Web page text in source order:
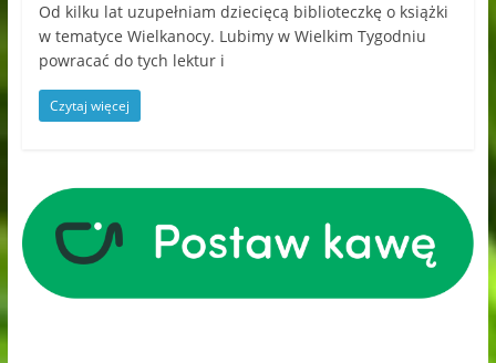
Od kilku lat uzupełniam dziecięcą biblioteczkę o książki
w tematyce Wielkanocy. Lubimy w Wielkim Tygodniu
powracać do tych lektur i
Czytaj więcej